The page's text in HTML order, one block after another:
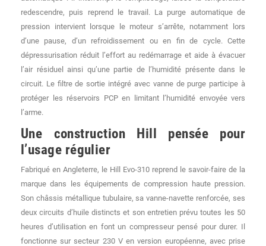
redescendre, puis reprend le travail. La purge automatique de
pression intervient lorsque le moteur s’arrête, notamment lors
d’une pause, d’un refroidissement ou en fin de cycle. Cette
dépressurisation réduit l’effort au redémarrage et aide à évacuer
l’air résiduel ainsi qu’une partie de l’humidité présente dans le
circuit. Le filtre de sortie intégré avec vanne de purge participe à
protéger les réservoirs PCP en limitant l’humidité envoyée vers
l’arme.
Une construction Hill pensée pour
l’usage régulier
Fabriqué en Angleterre, le Hill Evo-310 reprend le savoir-faire de la
marque dans les équipements de compression haute pression.
Son châssis métallique tubulaire, sa vanne-navette renforcée, ses
deux circuits d’huile distincts et son entretien prévu toutes les 50
heures d’utilisation en font un compresseur pensé pour durer. Il
fonctionne sur secteur 230 V en version européenne, avec prise